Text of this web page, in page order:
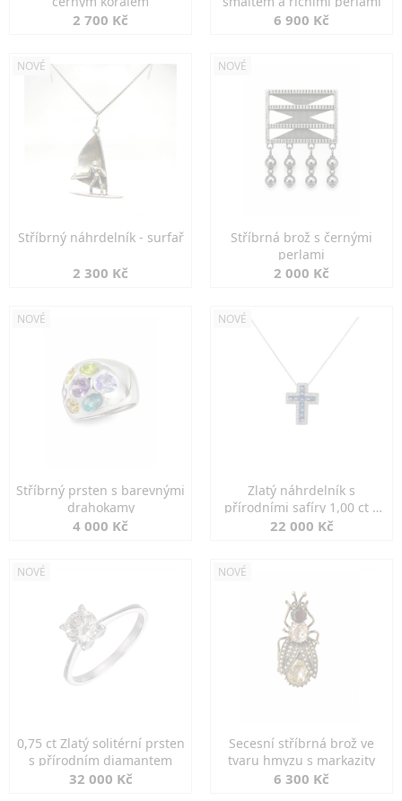
2 700 Kč 6 900 Kč
NOVÉ
Stříbrný náhrdelník - surfař
2 300 Kč
NOVÉ
Stříbrná brož s černými
perlami
2 000 Kč
NOVÉ
Stříbrný prsten s barevnými
drahokamy
4 000 Kč
NOVÉ
Zlatý náhrdelník s
přírodními safíry 1,00 ct a
diamanty
22 000 Kč
NOVÉ
0,75 ct Zlatý solitérní prsten
s přírodním diamantem
32 000 Kč
NOVÉ
Secesní stříbrná brož ve
tvaru hmyzu s markazity
6 300 Kč